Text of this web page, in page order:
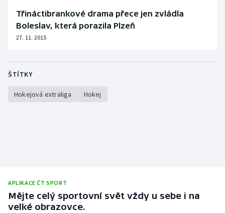
Třináctibrankové drama přece jen zvládla
Boleslav, která porazila Plzeň
27. 11. 2015
ŠTÍTKY
Hokejová extraliga Hokej
APLIKACE ČT SPORT
Mějte celý sportovní svět vždy u sebe i na
velké obrazovce.